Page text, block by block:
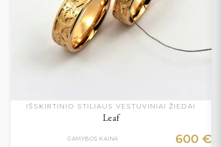
IŠSKIRTINIO STILIAUS VESTUVINIAI ŽIEDAI
Leaf
GAMYBOS KAINA 600 €